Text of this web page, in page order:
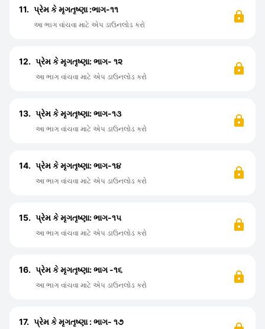
11. પ્રેમ કે મૃગતૃષ્ણા :ભાગ-૧૧
આ ભાગ વાંચવા માટે એપ ડાઉનલોડ કરો
12. પ્રેમ કે મૃગતૃષ્ણા: ભાગ- ૧૨
આ ભાગ વાંચવા માટે એપ ડાઉનલોડ કરો
13. પ્રેમ કે મૃગતૃષ્ણા: ભાગ-૧૩
આ ભાગ વાંચવા માટે એપ ડાઉનલોડ કરો
14. પ્રેમ કે મૃગતૃષ્ણા: ભાગ-૧૪
આ ભાગ વાંચવા માટે એપ ડાઉનલોડ કરો
15. પ્રેમ કે મૃગતૃષ્ણા: ભાગ-૧૫
આ ભાગ વાંચવા માટે એપ ડાઉનલોડ કરો
16. પ્રેમ કે મૃગતૃષ્ણા: ભાગ -૧૬
આ ભાગ વાંચવા માટે એપ ડાઉનલોડ કરો
17. પ્રેમ કે મૃગતૃષ્ણા : ભાગ- ૧૭